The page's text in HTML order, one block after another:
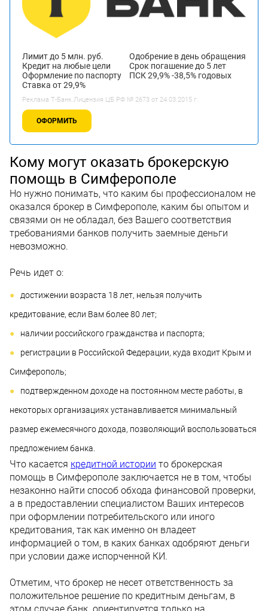
Лимит до 5 млн. руб.
Кредит на любые цели
Оформление по паспорту
Ставка от 29,9%
Одобрение в день обращения
Срок погашение до 5 лет
ПСК 29,9% -38,5% годовых
Реклама Т-Банк.Лицензия ЦБ РФ № 2673 от 24.03.2015 г.
ОФОРМИТЬ
Кому могут оказать брокерскую
помощь в Симферополе
Но нужно понимать, что каким бы профессионалом не
оказался брокер в Симферополе, каким бы опытом и
связями он не обладал, без Вашего соответствия
требованиями банков получить заемные деньги
невозможно.
Речь идет о:
достижении возраста 18 лет, нельзя получить
кредитование, если Вам более 80 лет;
наличии российского гражданства и паспорта;
регистрации в Российской Федерации, куда входит Крым и
Симферополь;
подтвержденном доходе на постоянном месте работы, в
некоторых организациях устанавливается минимальный
размер ежемесячного дохода, позволяющий воспользоваться
предложением банка.
Что касается кредитной истории то брокерская
помощь в Симферополе заключается не в том, чтобы
незаконно найти способ обхода финансовой проверки,
а в предоставлении специалистом Ваших интересов
при оформлении потребительского или иного
кредитования, так как именно он владеет
информацией о том, в каких банках одобряют деньги
при условии даже испорченной КИ.
Отметим, что брокер не несет ответственность за
положительное решение по кредитным деньгам, в